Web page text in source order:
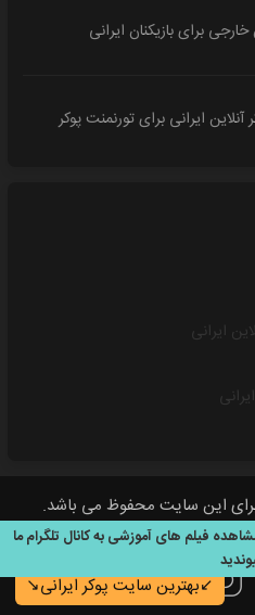
برای بازیکنان ایرانی
ایرانی برای تورنمنت پوکر
ایرانی
این سایت محفوظ می باشد.
All Rights
فيسبوک اینستاگرام
تلگرام
↙️بهترین سایت پوکر ایرانی↘️
فیلم های آموزشی به کانال تلگرام ما